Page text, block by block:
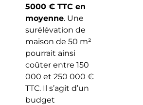
5000 € TTC en
moyenne. Une
surélévation de
maison de 50 m²
pourrait ainsi
coûter entre 150
000 et 250 000 €
TTC. Il s’agit d’un
budget